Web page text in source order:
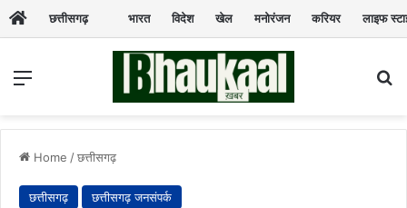
छत्तीसगढ़ भारत विदेश खेल मनोरंजन करियर लाइफ
Menu
Home /छत्तीसगढ़
छत्तीसगढ़ छत्तीसगढ़ जनसंपर्क